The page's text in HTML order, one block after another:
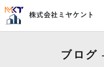
ブログ